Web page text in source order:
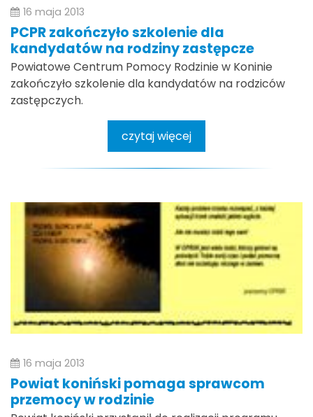
16 maja 2013
PCPR zakończyło szkolenie dla
kandydatów na rodziny zastępcze
Powiatowe Centrum Pomocy Rodzinie w Koninie
zakończyło szkolenie dla kandydatów na rodziców
zastępczych.
czytaj więcej
16 maja 2013
Powiat koniński pomaga sprawcom
przemocy w rodzinie